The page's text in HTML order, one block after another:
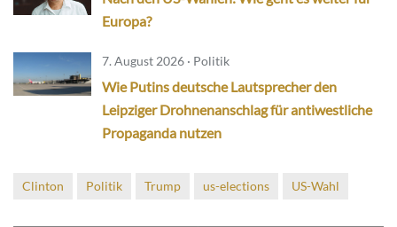
Europa?
7. August 2026 · Politik
Wie Putins deutsche Lautsprecher den
Leipziger Drohnenanschlag für antiwestliche
Propaganda nutzen
Clinton Politik Trump us-elections US-Wahl